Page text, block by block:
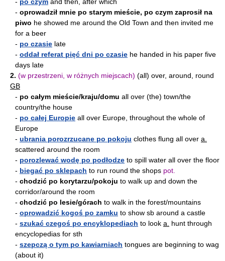
- oprowadził mnie po starym mieście, po czym zaprosił na
piwo he showed me around the Old Town and then invited me
for a beer
- po czasie late
- oddał referat pięć dni po czasie he handed in his paper five
days late
2. (w przestrzeni, w różnych miejscach) (all) over, around, round
GB
- po całym mieście/kraju/domu all over (the) town/the
country/the house
- po całej Europie all over Europe, throughout the whole of
Europe
- ubrania porozrzucane po pokoju clothes flung all over a.
scattered around the room
- porozlewać wodę po podłodze to spill water all over the floor
- biegać po sklepach to run round the shops pot.
- chodzić po korytarzu/pokoju to walk up and down the
corridor/around the room
- chodzić po lesie/górach to walk in the forest/mountains
- oprowadzić kogoś po zamku to show sb around a castle
- szukać czegoś po encyklopediach to look a.
hunt through
encyclopedias for sth
- szepczą o tym po kawiarniach tongues are beginning to wag
(about it)